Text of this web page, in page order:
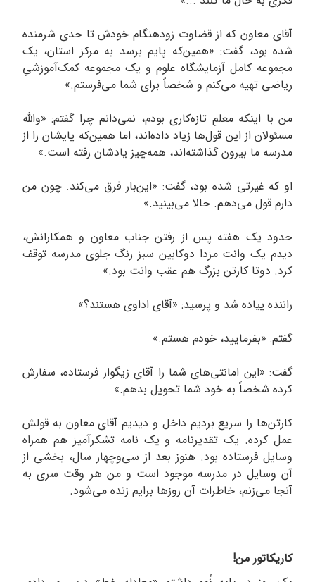
آقای معاون که از قضاوت زودهنگام خودش تا حدی شرمنده
شده بود، گفت: «همین‌که پایم برسد به مرکز استان، یک
مجموعه کامل آزمایشگاه علوم و یک مجموعه کمک‌آموزشیِ
ریاضی تهیه می‌کنم و شخصاً برای شما می‌فرستم.»
من با اینکه معلمِ تازه‌کاری بودم، نمی‌دانم چرا گفتم: «والله
مسئولان از این قول‌ها زیاد داده‌اند، اما همین‌که پایشان را از
مدرسه ما بیرون گذاشته‌اند، همه‌چیز یادشان رفته است.»
او که غیرتی شده بود، گفت: «این‌بار فرق می‌کند. چون من
دارم قول می‌دهم. حالا می‌بینید.»
حدود یک هفته پس از رفتن جناب معاون و همکارانش،
دیدم یک وانت مزدا دوکابین سبز رنگ جلوی مدرسه توقف
کرد. دوتا کارتن بزرگ هم عقب وانت بود.»
راننده پیاده شد و پرسید: «آقای اداوی هستند؟»
گفتم: «بفرمایید، خودم هستم.»
گفت: «این امانتی‌های شما را آقای زیگوار فرستاده، سفارش
کرده شخصاً به خود شما تحویل بدهم.»
کارتن‌ها را سریع بردیم داخل و دیدیم آقای معاون به قولش
عمل کرده. یک تقدیر‌نامه و یک نامه تشکر‌آمیز هم همراه
وسایل فرستاده بود. هنوز بعد از سی‌و‌چهار سال، بخشی از
آن وسایل در مدرسه موجود است و من هر وقت سری به
آنجا می‌زنم، خاطرات آن روزها برایم زنده می‌شود.
کاریکاتور من!